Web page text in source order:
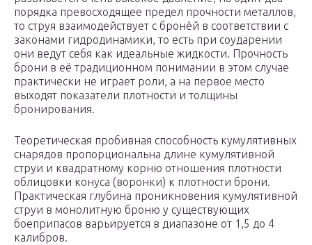
порядка превосходящее предел прочности металлов,
то струя взаимодействует с бронёй в соответствии с
законами гидродинамики, то есть при соударении
они ведут себя как идеальные жидкости. Прочность
брони в её традиционном понимании в этом случае
практически не играет роли, а на первое место
выходят показатели плотности и толщины
бронирования.
Теоретическая пробивная способность кумулятивных
снарядов пропорциональна длине кумулятивной
струи и квадратному корню отношения плотности
облицовки конуса (воронки) к плотности брони.
Практическая глубина проникновения кумулятивной
струи в монолитную броню у существующих
боеприпасов варьируется в диапазоне от 1,5 до 4
калибров.